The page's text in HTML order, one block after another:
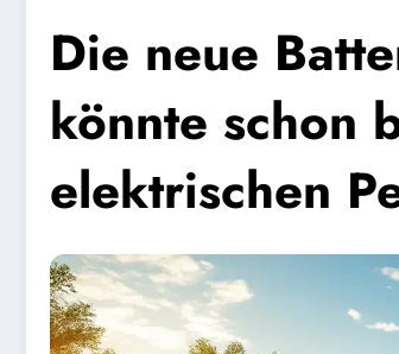
Die neue
könnte schon
elektrischen